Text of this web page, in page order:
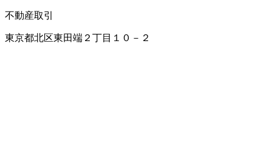
不動産取引
東京都北区東田端２丁目１０－２